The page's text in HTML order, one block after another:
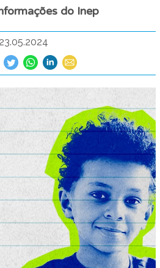
do Inep
23.05.2024